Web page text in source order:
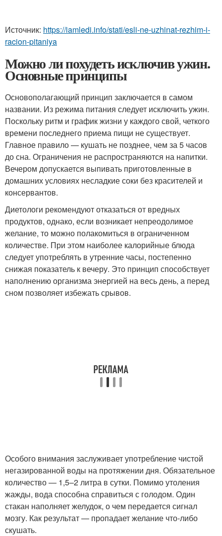
Источник: https://iamledi.info/stati/esli-ne-uzhinat-rezhim-i-
racion-pitaniya
Можно ли похудеть исключив ужин.
Основные принципы
Основополагающий принцип заключается в самом
названии. Из режима питания следует исключить ужин.
Поскольку ритм и график жизни у каждого свой, четкого
времени последнего приема пищи не существует.
Главное правило — кушать не позднее, чем за 5 часов
до сна. Ограничения не распространяются на напитки.
Вечером допускается выпивать приготовленные в
домашних условиях несладкие соки без красителей и
консервантов.
Диетологи рекомендуют отказаться от вредных
продуктов, однако, если возникает непреодолимое
желание, то можно полакомиться в ограниченном
количестве. При этом наиболее калорийные блюда
следует употреблять в утренние часы, постепенно
снижая показатель к вечеру. Это принцип способствует
наполнению организма энергией на весь день, а перед
сном позволяет избежать срывов.
Особого внимания заслуживает употребление чистой
негазированной воды на протяжении дня. Обязательное
количество — 1,5–2 литра в сутки. Помимо утоления
жажды, вода способна справиться с голодом. Один
стакан наполняет желудок, о чем передается сигнал
мозгу. Как результат — пропадает желание что-либо
скушать.